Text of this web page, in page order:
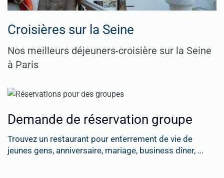
Croisières sur la Seine
Nos meilleurs déjeuners-croisière sur la Seine
à Paris
Demande de réservation groupe
Trouvez un restaurant pour enterrement de vie de
jeunes gens, anniversaire, mariage, business dîner, ...